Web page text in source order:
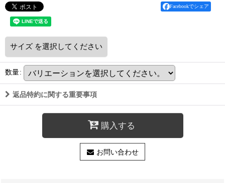
Facebookでシェア
サイズ を選択してください
数量:
返品特約に関する重要事項
購入する
お問い合わせ